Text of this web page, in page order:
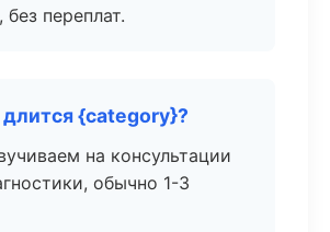
переплат.
{category}?
на консультации
обычно 1-3